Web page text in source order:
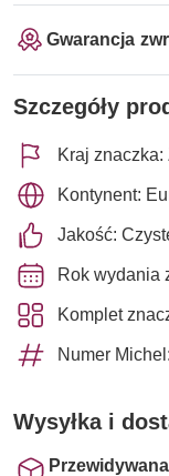
Gwarancja
Szczegóły
Kraj znaczka:
Kontynent:
Jakość:
Rok wydania
Komplet
Numer
Wysyłka i